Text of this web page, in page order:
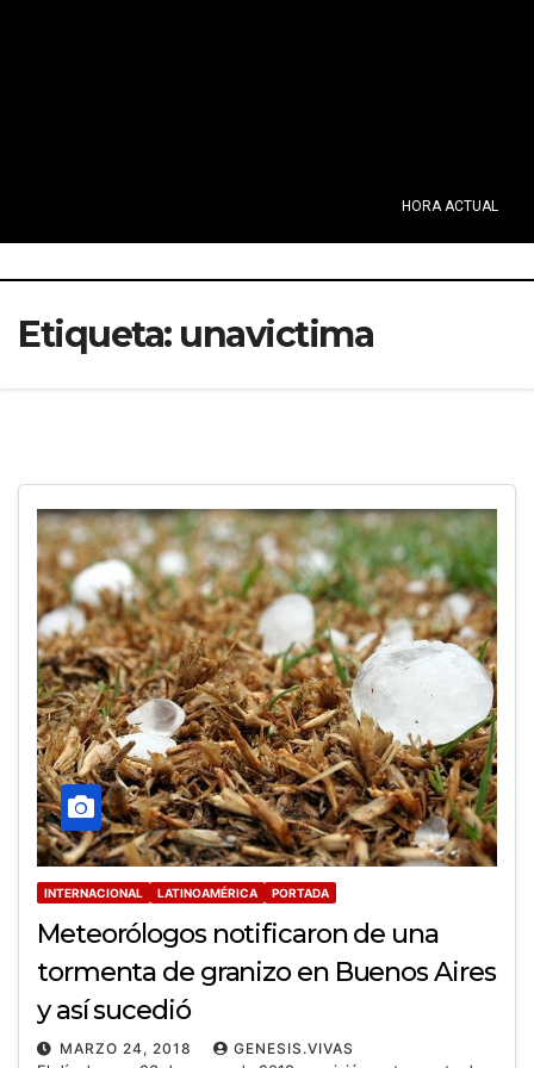
HORA ACTUAL
Etiqueta: unavictima
INTERNACIONAL LATINOAMÉRICA PORTADA
Meteorólogos notificaron de una
tormenta de granizo en Buenos Aires
y así sucedió
MARZO 24, 2018
GENESIS.VIVAS